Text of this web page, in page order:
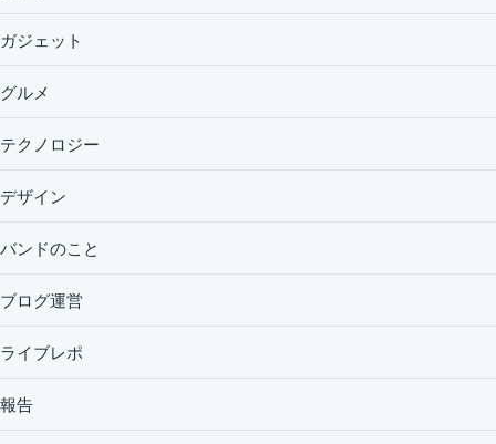
ガジェット
グルメ
テクノロジー
デザイン
バンドのこと
ブログ運営
ライブレポ
報告